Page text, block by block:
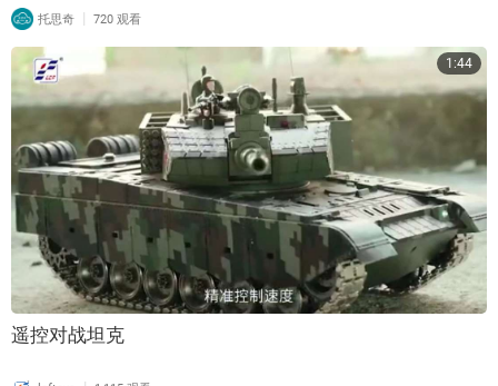
托思奇 | 720 观看
1:44
遥控对战坦克